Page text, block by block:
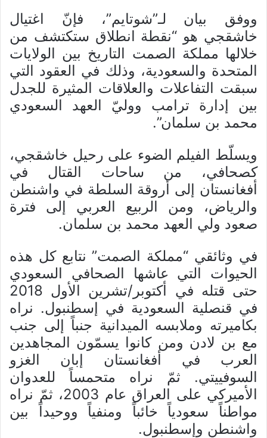
ووفق بيان لـ”شوتايم”، فإنّ اغتيال
خاشقجي هو “نقطة انطلاق ستكتشف من
خلالها مملكة الصمت التاريخ بين الولايات
المتحدة والسعودية، وذلك في العقود التي
سبقت التفاعلات والعلاقات المثيرة للجدل
بين إدارة ترامب ووليّ العهد السعودي
محمد بن سلمان”.
ويسلّط الفيلم الضوء على رحيل خاشقجي،
كصحافي، من ساحات القتال في
أفغانستان إلى أروقة السلطة في واشنطن
والرياض، ومن الربيع العربي إلى فترة
صعود ولي العهد محمد بن سلمان.
في وثائقي “مملكة الصمت” نتابع كل هذه
الحيوات التي عاشها الصحافي السعودي
حتى قتله في أكتوبر/تشرين الأول 2018
في قنصلية السعودية في إسطنبول. نراه
بكاميرته وملابسه الميدانية جنباً إلى جنب
مع بن لادن ومن كانوا يسمّون المجاهدين
العرب في أفغانستان إبان الغزو
السوفييتي. ثمّ نراه متحمساً للعدوان
الأميركي على العراق عام 2003، ثمّ نراه
مواطناً سعودياً خائباً ومنفياً ووحيداً بين
واشنطن وإسطنبول.